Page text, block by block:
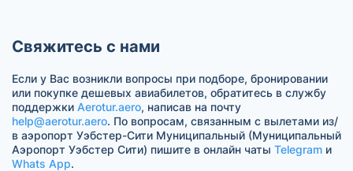
Свяжитесь с нами
Если у Вас возникли вопросы при подборе, бронировании
или покупке дешевых авиабилетов, обратитесь в службу
поддержки Aerotur.aero, написав на почту
help@aerotur.aero. По вопросам, связанным с вылетами из/
в аэропорт Уэбстер-Сити Муниципальный (Муниципальный
Аэропорт Уэбстер Сити) пишите в онлайн чаты Telegram и
Whats App.